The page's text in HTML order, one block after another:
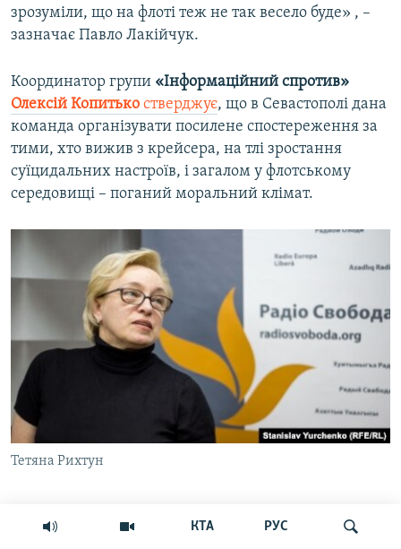
КТА РУС
зрозуміли, що на флоті теж не так весело буде» , –
зазначає Павло Лакійчук.
Координатор групи «Інформаційний спротив»
Олексій Копитько стверджує, що в Севастополі дана
команда організувати посилене спостереження за
тими, хто вижив з крейсера, на тлі зростання
суїцидальних настроїв, і загалом у флотському
середовищі – поганий моральний клімат.
Тетяна Рихтун
Севастополя Тетяни Рихтун, вцілілу частину